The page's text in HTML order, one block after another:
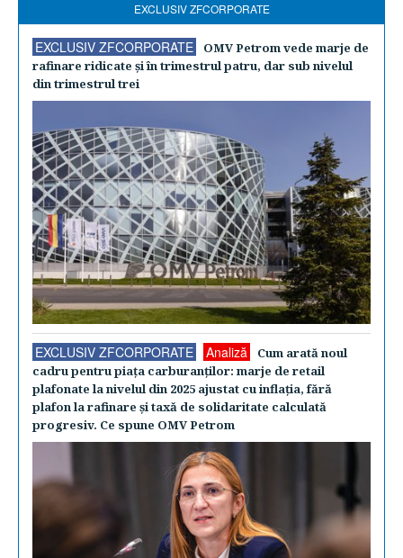
EXCLUSIV ZFCORPORATE
EXCLUSIV ZFCORPORATE
OMV Petrom vede marje de
rafinare ridicate şi în trimestrul patru, dar sub nivelul
din trimestrul trei
EXCLUSIV ZFCORPORATE Analiză
Cum arată noul
cadru pentru piaţa carburanţilor: marje de retail
plafonate la nivelul din 2025 ajustat cu inflaţia, fără
plafon la rafinare şi taxă de solidaritate calculată
progresiv. Ce spune OMV Petrom